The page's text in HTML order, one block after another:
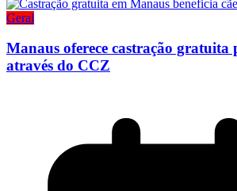
Geral
Manaus oferece castração gratuita
através do CCZ